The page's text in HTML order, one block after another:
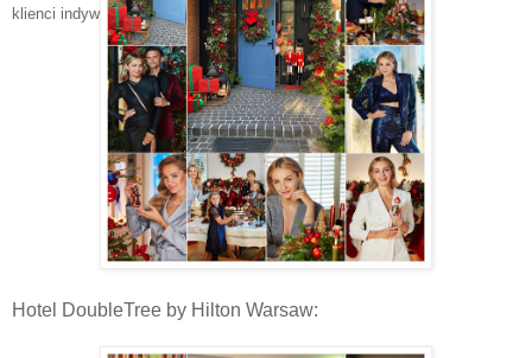
klienci indywidualni.
Hotel DoubleTree by Hilton Warsaw: